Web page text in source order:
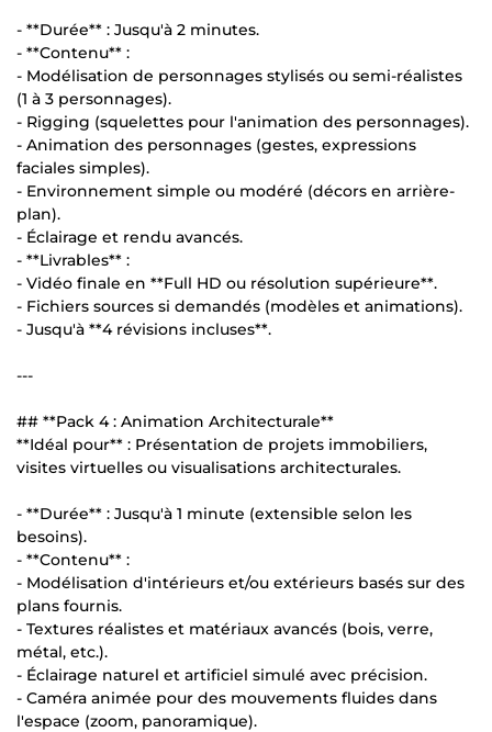
- **Durée** : Jusqu'à 2 minutes.
- **Contenu** :
- Modélisation de personnages stylisés ou semi-réalistes
(1 à 3 personnages).
- Rigging (squelettes pour l'animation des personnages).
- Animation des personnages (gestes, expressions
faciales simples).
- Environnement simple ou modéré (décors en arrière-
plan).
- Éclairage et rendu avancés.
- **Livrables** :
- Vidéo finale en **Full HD ou résolution supérieure**.
- Fichiers sources si demandés (modèles et animations).
- Jusqu'à **4 révisions incluses**.
---
## **Pack 4 : Animation Architecturale**
**Idéal pour** : Présentation de projets immobiliers,
visites virtuelles ou visualisations architecturales.
- **Durée** : Jusqu'à 1 minute (extensible selon les
besoins).
- **Contenu** :
- Modélisation d'intérieurs et/ou extérieurs basés sur des
plans fournis.
- Textures réalistes et matériaux avancés (bois, verre,
métal, etc.).
- Éclairage naturel et artificiel simulé avec précision.
- Caméra animée pour des mouvements fluides dans
l'espace (zoom, panoramique).